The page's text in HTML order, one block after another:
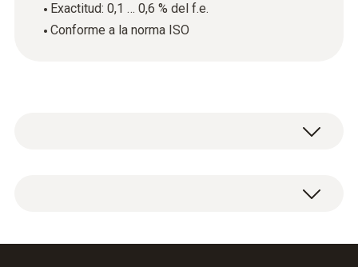
Exactitud: 0,1 … 0,6 % del f.e.
Conforme a la norma ISO
Certificado de calibración ISO para presión